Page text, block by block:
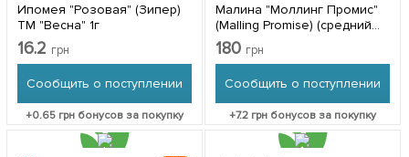
Ипомея "Розовая" (Зипер)
ТМ "Весна" 1г
16.2 грн
Сообщить о поступлении
+0.65 грн бонусов за покупку
Малина "Моллинг Промис"
(Malling Promise) (средний
срок созревания) 2 шт в
упаковке
180 грн
Сообщить о поступлении
+7.2 грн бонусов за покупку